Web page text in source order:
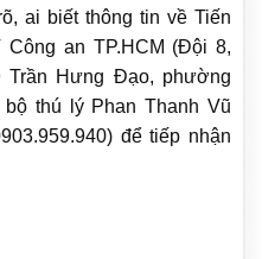
ai biết thông tin về Tiến
an TP.HCM (Đội 8,
Trần Hưng Đạo, phường
thú lý Phan Thanh Vũ
để tiếp nhận